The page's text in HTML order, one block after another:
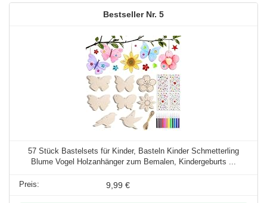
5
57 Stück Bastelsets für Kinder, Basteln Kinder Schmetterling
Blume Vogel Holzanhänger zum Bemalen, Kindergeburts ...
9,99 €